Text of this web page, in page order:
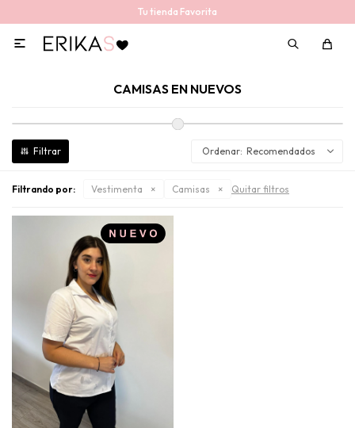
Tu tienda Favorita

CAMISAS EN NUEVOS
Recomendados
Filtrando por: Vestimenta Camisas Quitar filtros